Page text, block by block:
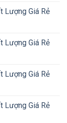
Lượng Giá Rẻ
Lượng Giá Rẻ
Lượng Giá Rẻ
Lượng Giá Rẻ